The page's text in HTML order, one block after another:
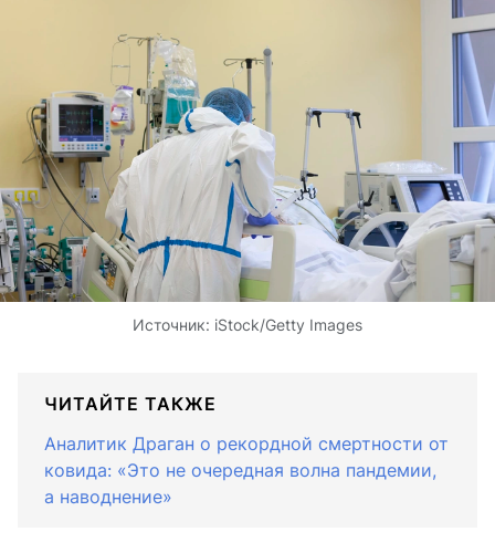
Источник: iStock/Getty Images
ЧИТАЙТЕ ТАКЖЕ
Аналитик Драган о рекордной смертности от
ковида: «Это не очередная волна пандемии,
а наводнение»